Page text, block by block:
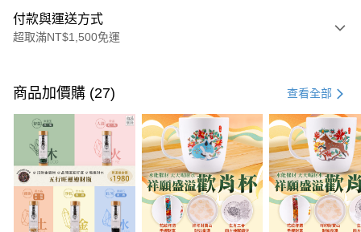
付款與運送方式
超取滿NT$1,500免運
信用卡一次付款
LINE Pay
Apple Pay
街口支付
悠遊付
商品加價購 (27) 查看全部